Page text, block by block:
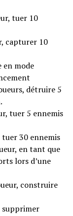
tuer 10
capturer 10
en mode
détruire 5
tuer 5 ennemis
30 ennemis
en tant que
lors d’une
construire
supprimer